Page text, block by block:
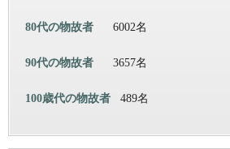
80代の物故者 6002名
90代の物故者 3657名
100歳代の物故者 489名